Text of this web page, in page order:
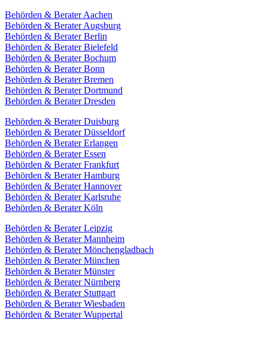
Behörden & Berater Aachen
Behörden & Berater Augsburg
Behörden & Berater Berlin
Behörden & Berater Bielefeld
Behörden & Berater Bochum
Behörden & Berater Bonn
Behörden & Berater Bremen
Behörden & Berater Dortmund
Behörden & Berater Dresden
Behörden & Berater Duisburg
Behörden & Berater Düsseldorf
Behörden & Berater Erlangen
Behörden & Berater Essen
Behörden & Berater Frankfurt
Behörden & Berater Hamburg
Behörden & Berater Hannover
Behörden & Berater Karlsruhe
Behörden & Berater Köln
Behörden & Berater Leipzig
Behörden & Berater Mannheim
Behörden & Berater Mönchengladbach
Behörden & Berater München
Behörden & Berater Münster
Behörden & Berater Nürnberg
Behörden & Berater Stuttgart
Behörden & Berater Wiesbaden
Behörden & Berater Wuppertal